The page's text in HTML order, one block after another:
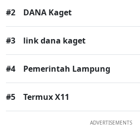
#2 DANA Kaget
#3 link dana kaget
#4 Pemerintah Lampung
#5 Termux X11
ADVERTISEMENTS